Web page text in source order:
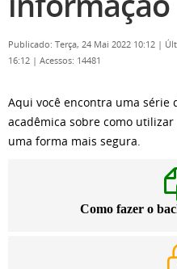
Publicado: Terça, 24 Mai 2022 10:12 |
16:12 | Acessos: 14481
Aqui você encontra uma série
acadêmica sobre como
uma forma mais segura.
Como fazer o